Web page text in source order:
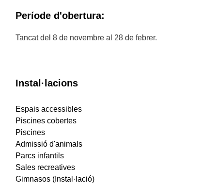
Període d'obertura:
Tancat del 8 de novembre al 28 de febrer.
Instal·lacions
Espais accessibles
Piscines cobertes
Piscines
Admissió d'animals
Parcs infantils
Sales recreatives
Gimnasos (Instal·lació)